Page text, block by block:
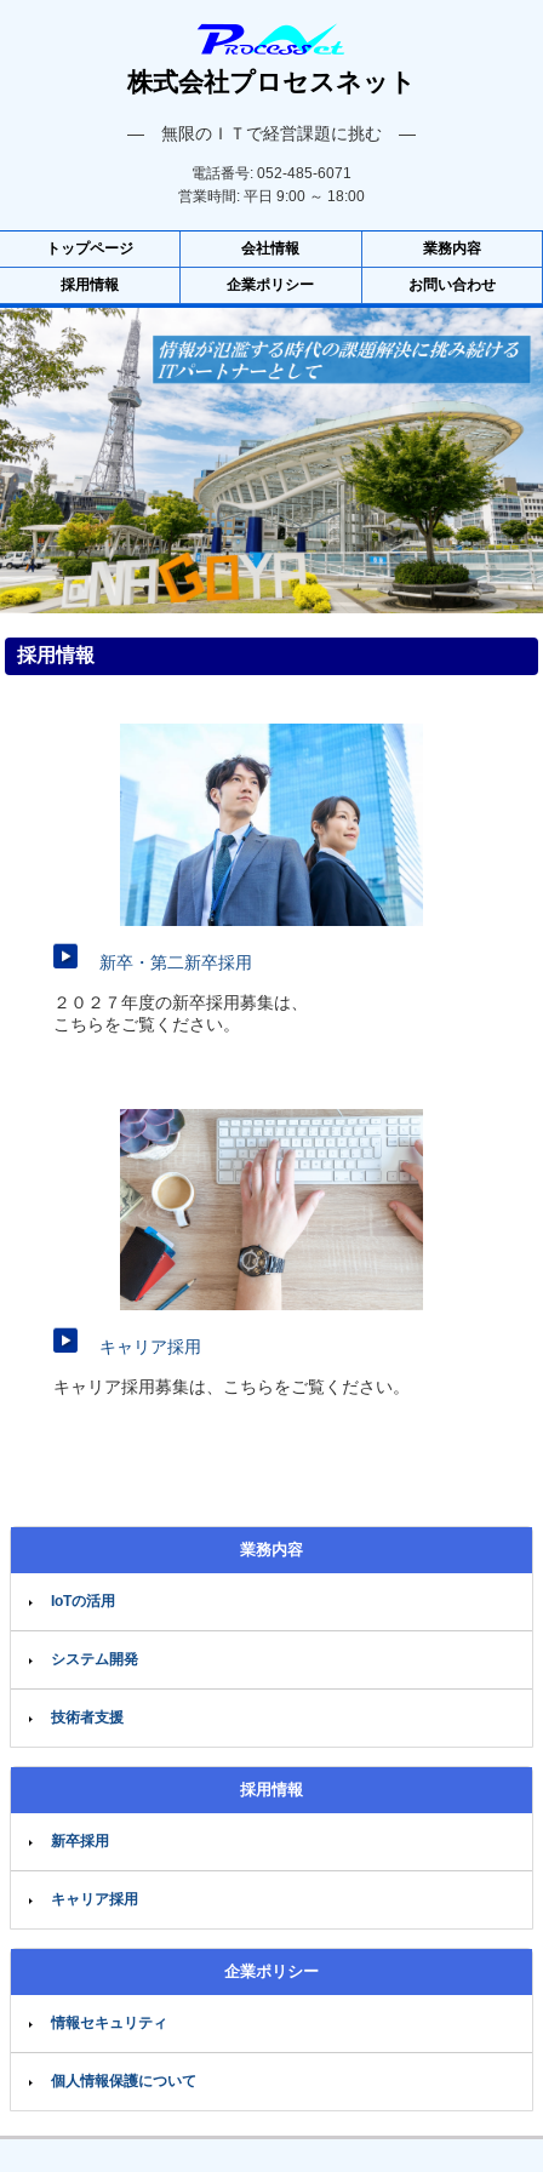
株式会社プロセスネット
― 無限のＩＴで経営課題に挑む ―
電話番号: 052-485-6071
営業時間: 平日 9:00 ～ 18:00
トップページ 会社情報 業務内容
採用情報 企業ポリシー お問い合わせ
採用情報
新卒・第二新卒採用
２０２７年度の新卒採用募集は、
こちらをご覧ください。
キャリア採用
キャリア採用募集は、こちらをご覧ください。
業務内容
IoTの活用
システム開発
技術者支援
採用情報
新卒採用
キャリア採用
企業ポリシー
情報セキュリティ
個人情報保護について